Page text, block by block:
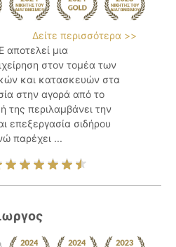
Δείτε περισσότερα >>
μια
στον τομέα των
και κατασκευών στα
στην αγορά από το
της περιλαμβάνει την
επεξεργασία σιδήρου
παρέχει ...